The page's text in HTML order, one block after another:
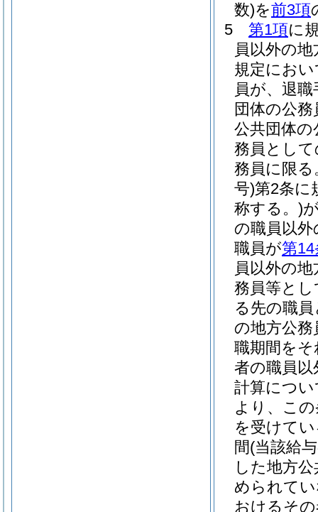
数)を前3項
5
第1項に
員以外の
規定にお
員が、退
団体の公
公共団体
務員とし
務員に限る
号)第2条に
称する。)
の職員以
職員が第
員以外の
務員等と
る先の職
の地方公
職期間を
者の職員
計算につ
より、こ
を受けて
間(当該給
した地方
められて
おけるそ